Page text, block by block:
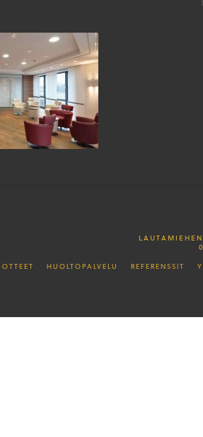
HUOLTOPALVELU REFERENSSIT